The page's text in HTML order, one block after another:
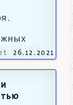
26.12.2021